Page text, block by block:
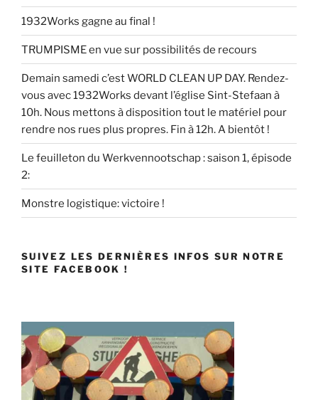
1932Works gagne au final !
TRUMPISME en vue sur possibilités de recours
Demain samedi c’est WORLD CLEAN UP DAY. Rendez-
vous avec 1932Works devant l’église Sint-Stefaan à
10h. Nous mettons à disposition tout le matériel pour
rendre nos rues plus propres. Fin à 12h. A bientôt !
Le feuilleton du Werkvennootschap : saison 1, épisode
2:
Monstre logistique: victoire !
SUIVEZ LES DERNIÈRES INFOS SUR NOTRE
SITE FACEBOOK !